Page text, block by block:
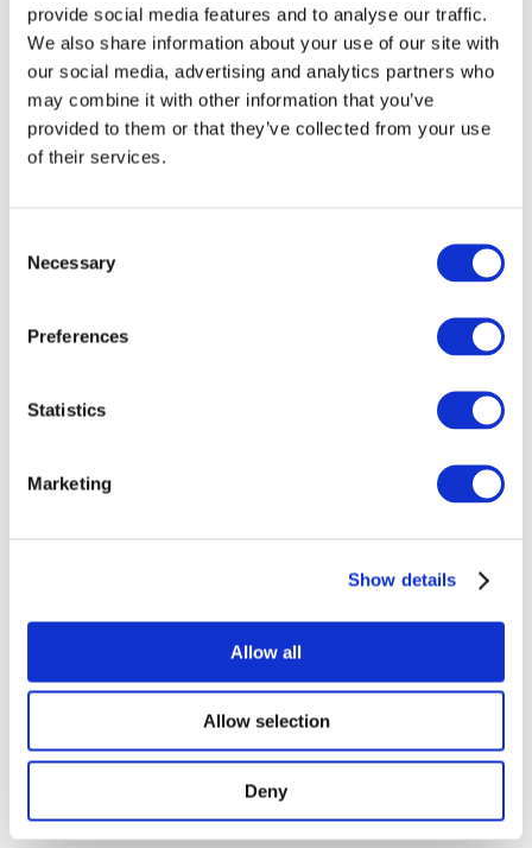
provide social media features and to analyse our traffic.
We also share information about your use of our site with
our social media, advertising and analytics partners who
may combine it with other information that you’ve
provided to them or that they’ve collected from your use
of their services.
Selection
Necessary
Preferences
Statistics
Marketing
Show details
Allow all
Allow selection
Deny
Veranstaltungen
Unser spezielles Angebot
Ohne Subgenre